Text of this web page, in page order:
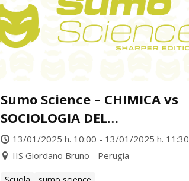
Sumo Science – CHIMICA vs
SOCIOLOGIA DEL
TERRITORIO
13/01/2025 h. 10:00 - 13/01/2025 h. 11:30
IIS Giordano Bruno - Perugia